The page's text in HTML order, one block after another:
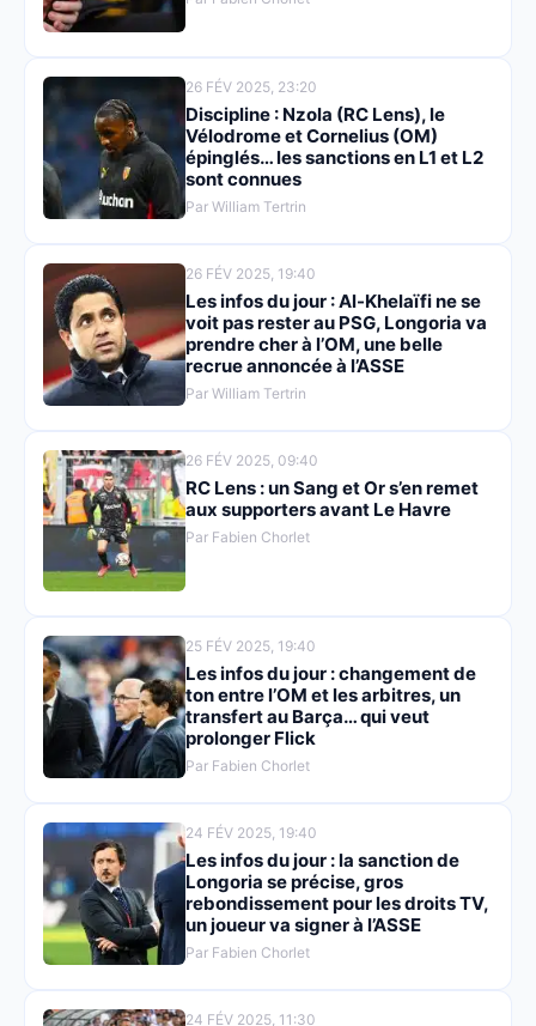
26 FÉV 2025, 23:20
Discipline : Nzola (RC Lens), le
Vélodrome et Cornelius (OM)
épinglés… les sanctions en L1 et L2
sont connues
Par William Tertrin
26 FÉV 2025, 19:40
Les infos du jour : Al-Khelaïfi ne se
voit pas rester au PSG, Longoria va
prendre cher à l’OM, une belle
recrue annoncée à l’ASSE
Par William Tertrin
26 FÉV 2025, 09:40
RC Lens : un Sang et Or s’en remet
aux supporters avant Le Havre
Par Fabien Chorlet
25 FÉV 2025, 19:40
Les infos du jour : changement de
ton entre l’OM et les arbitres, un
transfert au Barça… qui veut
prolonger Flick
Par Fabien Chorlet
24 FÉV 2025, 19:40
Les infos du jour : la sanction de
Longoria se précise, gros
rebondissement pour les droits TV,
un joueur va signer à l’ASSE
Par Fabien Chorlet
24 FÉV 2025, 11:30